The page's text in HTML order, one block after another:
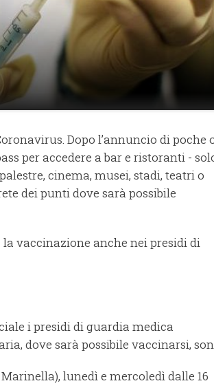
Dopo l’annuncio di poche
per accedere a bar e ristoranti -
cinema, musei, stadi, teatri o
dei punti dove sarà possibile
vaccinazione anche nei presidi di
i presidi di guardia medica
dove sarà possibile vaccinarsi,
lunedì e mercoledì dalle 16